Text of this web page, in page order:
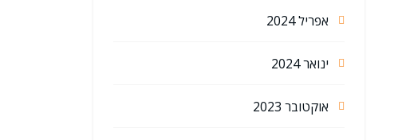
אפריל 2024
ינואר 2024
אוקטובר 2023